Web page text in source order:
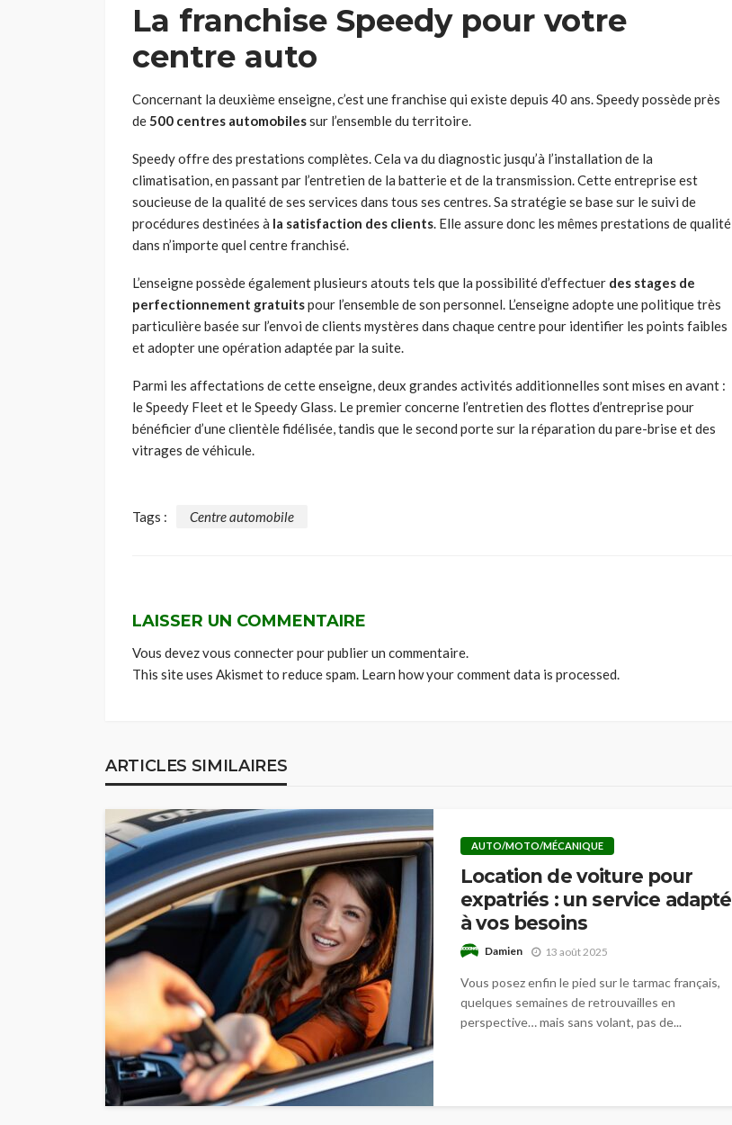
La franchise Speedy pour votre
centre auto
Concernant la deuxième enseigne, c’est une franchise qui existe depuis 40 ans. Speedy possède près
de500 centres automobilessur l’ensemble du territoire.
Speedy offre des prestations complètes. Cela va du diagnostic jusqu’à l’installation de la
climatisation, en passant par l’entretien de la batterie et de la transmission. Cette entreprise est
soucieuse de la qualité de ses services dans tous ses centres. Sa stratégie se base sur le suivi de
procédures destinées à la satisfaction des clients. Elle assure donc les mêmes prestations de qualité
dans n’importe quel centre franchisé.
L’enseigne possède également plusieurs atouts tels que la possibilité d’effectuer des stages de
perfectionnement gratuitspour l’ensemble de son personnel. L’enseigne adopte une politique très
particulière basée sur l’envoi de clients mystères dans chaque centre pour identifier les points faibles
et adopter une opération adaptée par la suite.
Parmi les affectations de cette enseigne, deux grandes activités additionnelles sont mises en avant :
le Speedy Fleet et le Speedy Glass. Le premier concerne l’entretien des flottes d’entreprise pour
bénéficier d’une clientèle fidélisée, tandis que le second porte sur la réparation du pare-brise et des
vitrages de véhicule.
Tags : Centre automobile
LAISSER UN COMMENTAIRE
Vous devezvous connecterpour publier un commentaire.
This site uses Akismet to reduce spam. Learn how your comment data is processed.
ARTICLES SIMILAIRES
AUTO/MOTO/MÉCANIQUE
Location de voiture pour
expatriés : un service adapté
à vos besoins
Damien 13 août 2025
Vous posez enfin le pied sur le tarmac français,
quelques semaines de retrouvailles en
perspective… mais sans volant, pas de...